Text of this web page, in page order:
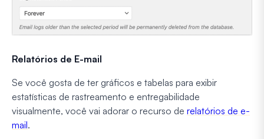
Relatórios de E-mail
Se você gosta de ter gráficos e tabelas para exibir
estatísticas de rastreamento e entregabilidade
visualmente, você vai adorar o recurso de relatórios de e-
mail.